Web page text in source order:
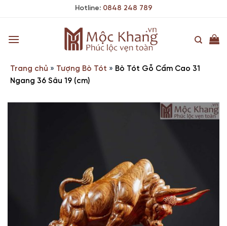
Hotline: 0848 248 789
Trang chủ » Tượng Bò Tót » Bò Tót Gỗ Cẩm Cao 31
Ngang 36 Sâu 19 (cm)